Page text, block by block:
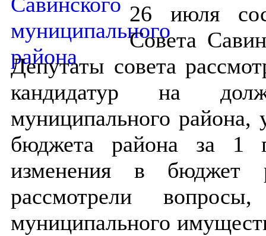
26 июля
Совета
Депутаты совета
кандидатур на
муниципального района,
бюджета района за 1
изменения в бюджет
рассмотрели
муниципального